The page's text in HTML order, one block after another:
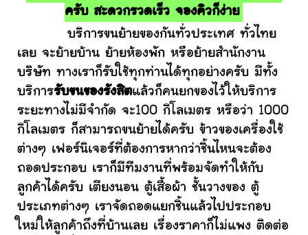
ครับ สะดวกรวดเร็ว จองคิวก็ง่าย
บริการขนย้ายของกันทั่วประเทศ ทั่วไทย
เลย จะย้ายบ้าน ย้ายห้องพัก หรือย้ายสำนักงาน
บริษัท ทางเราก็รับใช้ทุกท่านได้ทุกอย่างครับ มีทั้ง
บริการรับขนของรังสิตแล้วก็คนยกของไว้ให้บริการ
ระยะทางไม่มีจำกัด จะ100 กิโลเมตร หรือว่า 1000
กิโลเมตร ก็สามารถขนย้ายได้ครับ ข้าวของเครื่องใช้
ต่างๆ เฟอร์นิเจอร์ที่ต้องการหากว่าชิ้นไหนจะต้อง
ถอดประกอบ เราก็มีทีมงานที่พร้อมจัดทำให้กับ
ลูกค้าได้ครับ เตียงนอน ตู้เสื้อผ้า ชั้นวางของ ตู้
ประเภทต่างๆ เราจัดถอดแยกชิ้นแล้วไปประกอบ
ใหม่ให้ลูกค้าถึงที่บ้านเลย เรื่องราคาก็ไม่แพง ติดต่อ